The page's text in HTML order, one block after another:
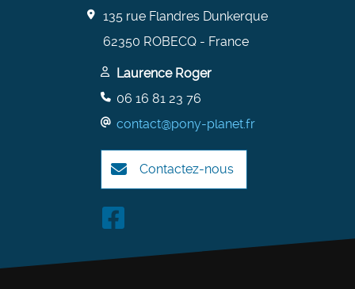
135 rue Flandres Dunkerque
62350 ROBECQ - France
Laurence Roger
06 16 81 23 76
contact@pony-planet.fr
Contactez-nous